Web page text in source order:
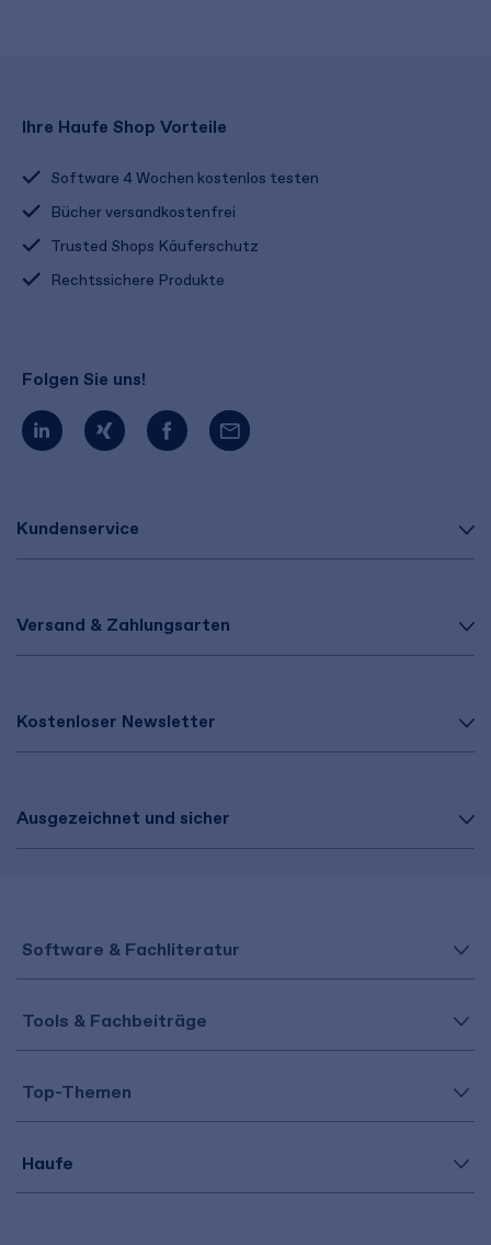
Kundenservice
Versand & Zahlungsarten
Kostenloser Newsletter
Ausgezeichnet und sicher
Ihre Haufe Shop Vorteile
Software 4 Wochen kostenlos testen
Bücher versandkostenfrei
Trusted Shops Käuferschutz
Rechtssichere Produkte
Folgen Sie uns!
Software & Fachliteratur
Tools & Fachbeiträge
Top-Themen
Haufe